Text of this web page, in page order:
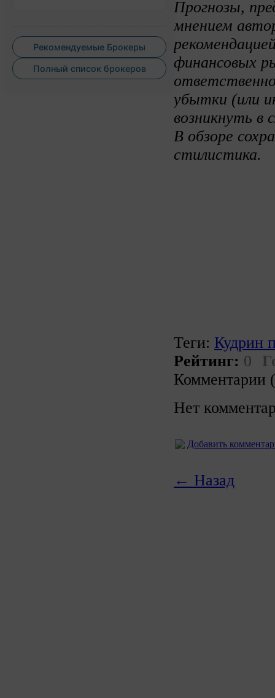
Рекомендуемые Брокеры
Полный список брокеров
Прогнозы,
мнением
финансовых
убытки (или
возникнуть в
В обзоре
стилистика.
Теги: Кудрин
Рейтинг: 0
Комментарии
Нет
Добавить
← Назад